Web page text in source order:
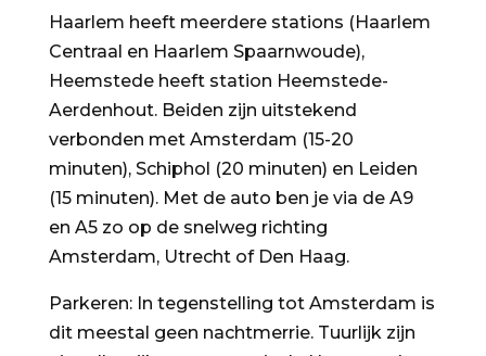
Haarlem heeft meerdere stations (Haarlem
Centraal en Haarlem Spaarnwoude),
Heemstede heeft station Heemstede-
Aerdenhout. Beiden zijn uitstekend
verbonden met Amsterdam (15-20
minuten), Schiphol (20 minuten) en Leiden
(15 minuten). Met de auto ben je via de A9
en A5 zo op de snelweg richting
Amsterdam, Utrecht of Den Haag.
Parkeren: In tegenstelling tot Amsterdam is
dit meestal geen nachtmerrie. Tuurlijk zijn